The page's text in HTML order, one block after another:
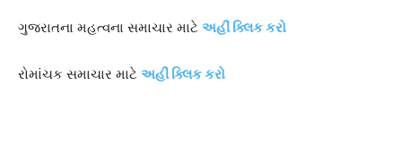
ગુજરાતના મહત્વના સમાચાર માટે અહીં ક્લિક કરો
રોમાંચક સમાચાર માટે અહીં ક્લિક કરો